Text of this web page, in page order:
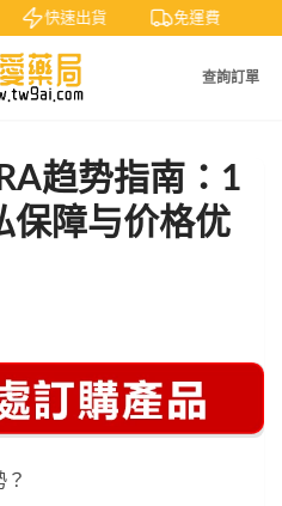
快速出貨 免運費
查詢訂單
趋势指南：1
保障与价格优